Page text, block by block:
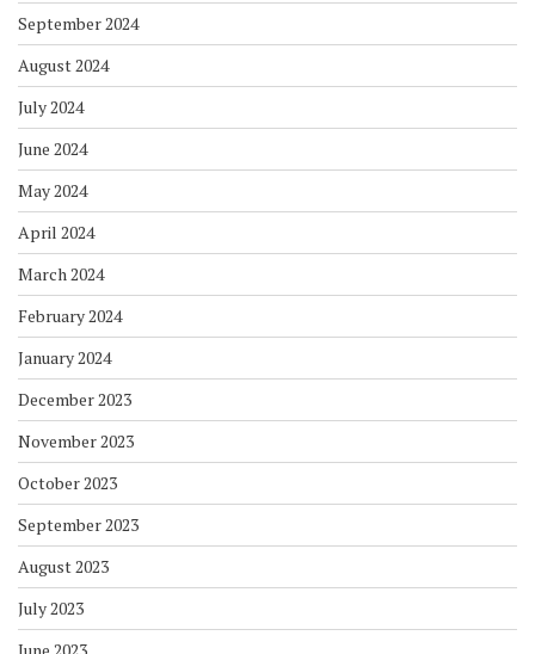
September 2024
August 2024
July 2024
June 2024
May 2024
April 2024
March 2024
February 2024
January 2024
December 2023
November 2023
October 2023
September 2023
August 2023
July 2023